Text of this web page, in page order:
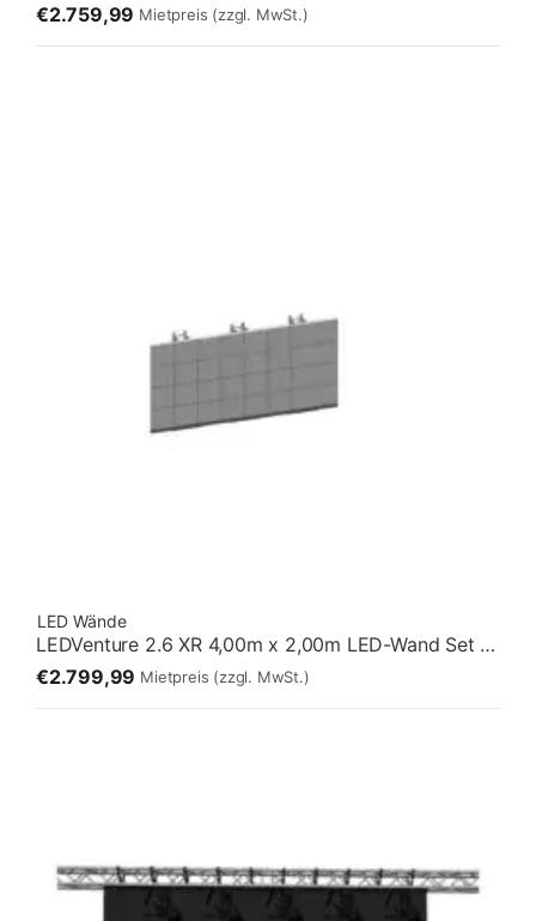
€2.759,99 Mietpreis (zzgl. MwSt.)
LED Wände
LEDVenture 2.6 XR 4,00m x 2,00m LED-Wand Set 02 – Stehend [2:1]
€2.799,99 Mietpreis (zzgl. MwSt.)